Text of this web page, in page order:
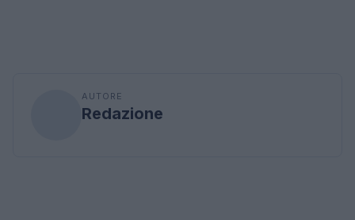
AUTORE
Redazione